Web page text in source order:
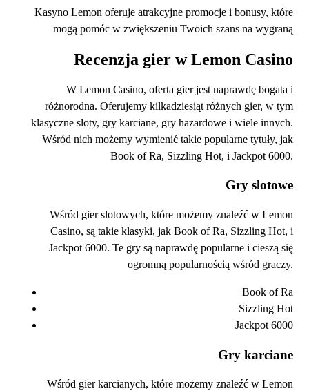
Kasyno Lemon oferuje atrakcyjne promocje i bonusy, które
mogą pomóc w zwiększeniu Twoich szans na wygraną
Recenzja gier w Lemon Casino
W Lemon Casino, oferta gier jest naprawdę bogata i
różnorodna. Oferujemy kilkadziesiąt różnych gier, w tym
klasyczne sloty, gry karciane, gry hazardowe i wiele innych.
Wśród nich możemy wymienić takie popularne tytuły, jak
Book of Ra, Sizzling Hot, i Jackpot 6000.
Gry slotowe
Wśród gier slotowych, które możemy znaleźć w Lemon
Casino, są takie klasyki, jak Book of Ra, Sizzling Hot, i
Jackpot 6000. Te gry są naprawdę popularne i cieszą się
ogromną popularnością wśród graczy.
Book of Ra
Sizzling Hot
Jackpot 6000
Gry karciane
Wśród gier karcianych, które możemy znaleźć w Lemon